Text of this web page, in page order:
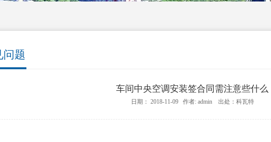
问题
车间中央空调安装签合同需注意些什么
日期： 2018-11-09 作者: admin 出处：科瓦特